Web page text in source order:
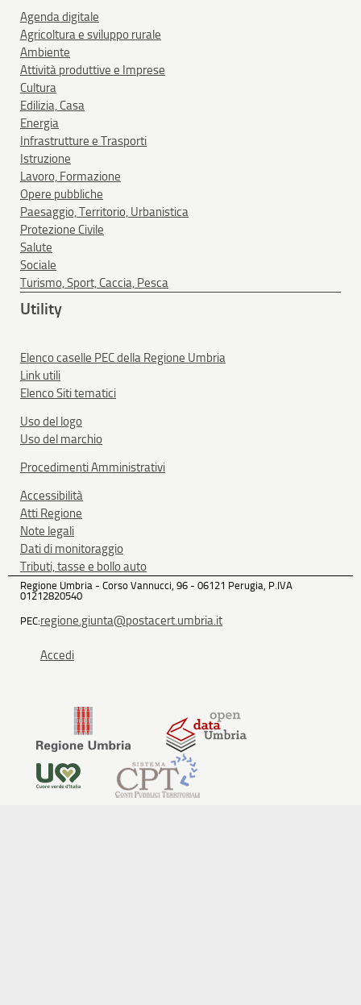
Agenda digitale
Agricoltura e sviluppo rurale
Ambiente
Attività produttive e Imprese
Cultura
Edilizia, Casa
Energia
Infrastrutture e Trasporti
Istruzione
Lavoro, Formazione
Opere pubbliche
Paesaggio, Territorio, Urbanistica
Protezione Civile
Salute
Sociale
Turismo, Sport, Caccia, Pesca
Utility
Elenco caselle PEC della Regione Umbria
Link utili
Elenco Siti tematici
Uso del logo
Uso del marchio
Procedimenti Amministrativi
Accessibilità
Atti Regione
Note legali
Dati di monitoraggio
Tributi, tasse e bollo auto
Regione Umbria - Corso Vannucci, 96 - 06121 Perugia, P.IVA
01212820540
PEC:regione.giunta@postacert.umbria.it
Accedi